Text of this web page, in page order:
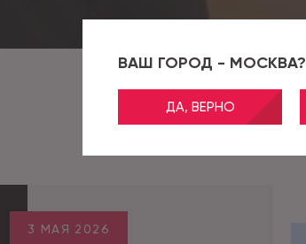
ВАШ ГОРОД - МОСКВА?
ДА, ВЕРНО
3 МАЯ 2026